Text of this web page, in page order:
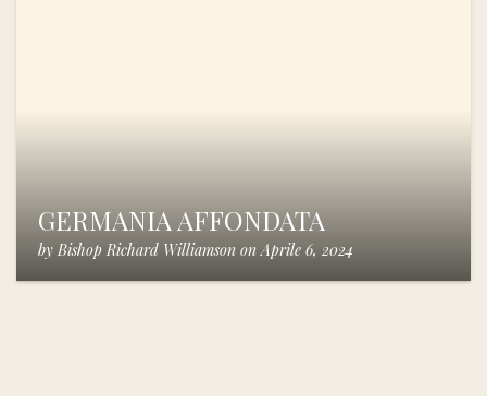
GERMANIA AFFONDATA
by Bishop Richard Williamson onAprile 6, 2024